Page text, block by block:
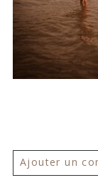
Ajouter un